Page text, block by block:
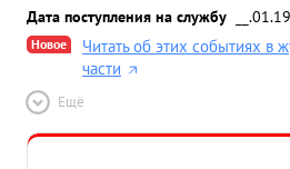
Дата поступления на службу
Новое
Читать об этих событиях в
части
Ещё